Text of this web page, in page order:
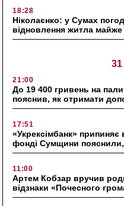
18:28
Ніколаєнко: у Сумах
відновлення житла
21:00
До 19 400 гривень на
пояснив, як отримати
17:51
«Укрексімбанк» припиняє
фонді Сумщини
11:00
Артем Кобзар вручив
відзнаки «Почесного